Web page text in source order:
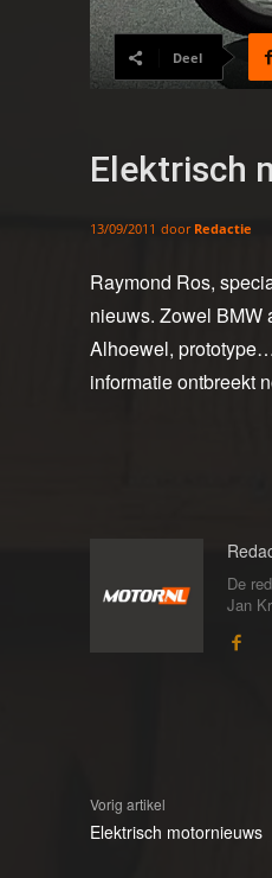
Deel
Elektrisch
13/09/2011 door Redactie
Raymond Ros,
nieuws. Zowel BMW
Alhoewel,
informatie ontbreekt
De
Jan
Vorig artikel
Elektrisch motornieuws